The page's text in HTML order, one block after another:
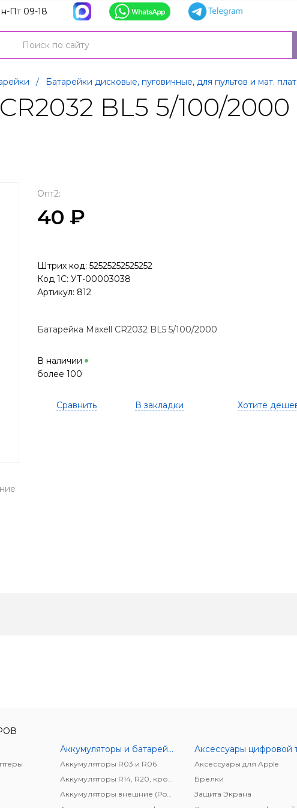
Пт 09-18
/ Батарейки дисковые, пуговичные, для пультов и мат.
BL5 5/100/2000
Опт2:
40 ₽
Штрих код: 52525252525252
Код 1С: УТ-00003038
Артикул: 812
Батарейка Maxell CR2032 BL5 5/100/2000
В наличии
более 100
Сравнить В закладки Хотите
Аккумуляторы и батарейки
Аккумуляторы R03 и R06
Аксессуары для Apple
Брелки
Защита Экрана